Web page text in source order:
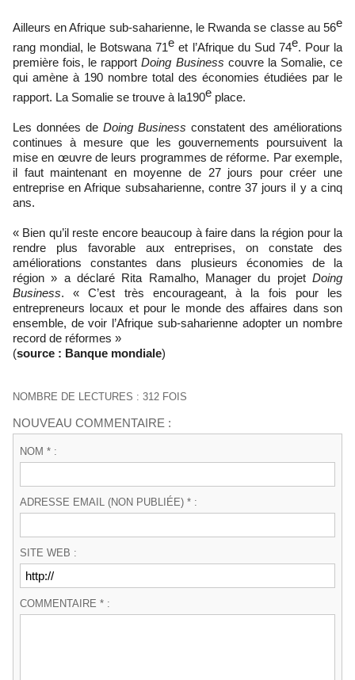
Ailleurs en Afrique sub-saharienne, le Rwanda se classe au 56e
rang mondial, le Botswana 71e et l’Afrique du Sud 74e. Pour la
première fois, le rapportDoing Business couvre la Somalie, ce
qui amène à 190 nombre total des économies étudiées par le
rapport. La Somalie se trouve à la190e place.
Les données de Doing Business constatent des améliorations
continues à mesure que les gouvernements poursuivent la
mise en œuvre de leurs programmes de réforme. Par exemple,
il faut maintenant en moyenne de 27 jours pour créer une
entreprise en Afrique subsaharienne, contre 37 jours il y a cinq
ans.
« Bien qu’il reste encore beaucoup à faire dans la région pour la
rendre plus favorable aux entreprises, on constate des
améliorations constantes dans plusieurs économies de la
région » a déclaré Rita Ramalho, Manager du projet Doing
Business. « C’est très encourageant, à la fois pour les
entrepreneurs locaux et pour le monde des affaires dans son
ensemble, de voir l’Afrique sub-saharienne adopter un nombre
record de réformes »
(source : Banque mondiale)
NOMBRE DE LECTURES : 312 FOIS
NOUVEAU COMMENTAIRE :
NOM * :
ADRESSE EMAIL (NON PUBLIÉE) * :
SITE WEB :
COMMENTAIRE * :